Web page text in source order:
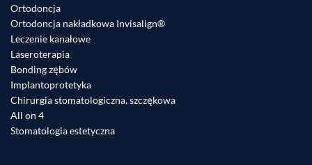
Ortodoncja
Ortodoncja nakładkowa Invisalign®
Leczenie kanałowe
Laseroterapia
Bonding zębów
Implantoprotetyka
Chirurgia stomatologiczna, szczękowa
All on 4
Stomatologia estetyczna